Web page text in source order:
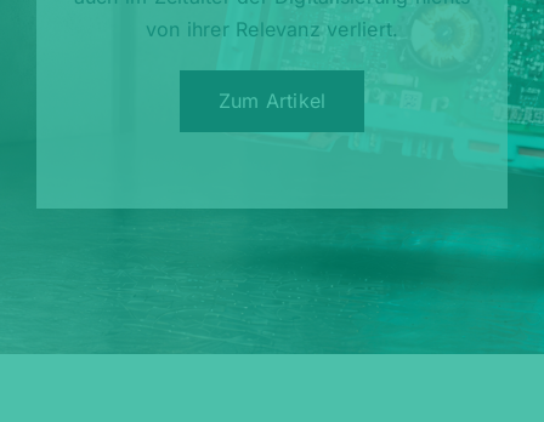
von ihrer Relevanz verliert.
Zum Artikel